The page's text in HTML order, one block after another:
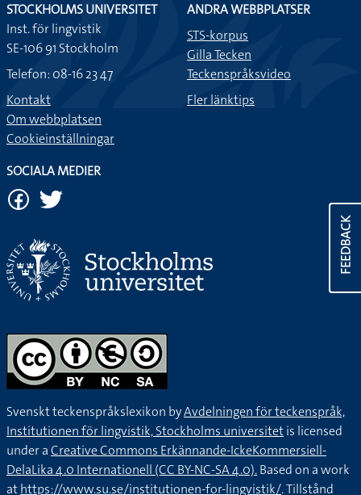
FEEDBACK
STOCKHOLMS UNIVERSITET
Inst. för lingvistik
SE-106 91 Stockholm
Telefon: 08-16 23 47
Kontakt
Om webbplatsen
Cookieinställningar
ANDRA WEBBPLATSER
STS-korpus
Gilla Tecken
Teckenspråksvideo
Fler länktips
SOCIALA MEDIER
Svenskt teckenspråkslexikon byAvdelningen för teckenspråk,
Institutionen för lingvistik, Stockholms universitetis licensed
under aCreative Commons Erkännande-IckeKommersiell-
DelaLika 4.0 Internationell (CC BY-NC-SA 4.0).Based on a work
athttps://www.su.se/institutionen-for-lingvistik/. Tillstånd